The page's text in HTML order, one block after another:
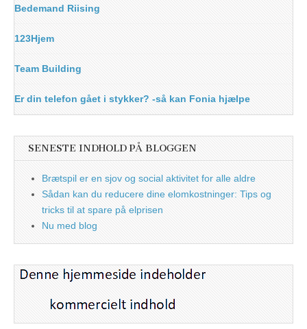
Bedemand Riising
123Hjem
Team Building
Er din telefon gået i stykker? -så kan Fonia hjælpe
SENESTE INDHOLD PÅ BLOGGEN
Brætspil er en sjov og social aktivitet for alle aldre
Sådan kan du reducere dine elomkostninger: Tips og
tricks til at spare på elprisen
Nu med blog